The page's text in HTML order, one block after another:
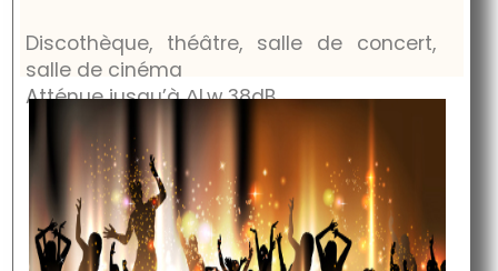
Discothèque, théâtre, salle de concert,
salle de cinéma
Atténue jusqu’àΔLw 38dB.